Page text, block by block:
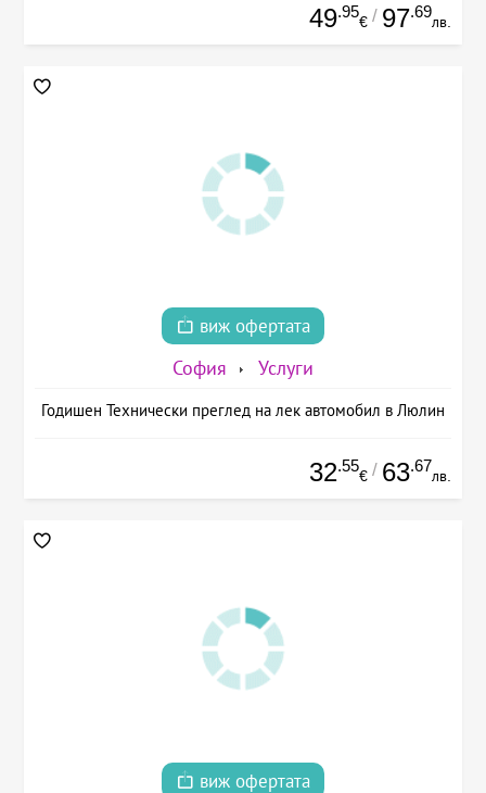
49.95
€ / 97.69
лв.
виж офертата
София Услуги
Годишен Технически преглед на лек автомобил в Люлин
32.55
€ / 63.67
лв.
виж офертата